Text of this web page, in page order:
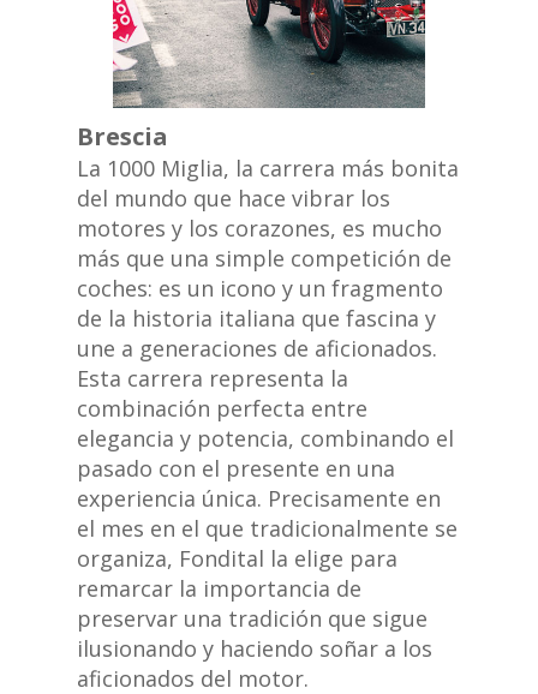
Brescia
La 1000 Miglia, la carrera más bonita
del mundo que hace vibrar los
motores y los corazones, es mucho
más que una simple competición de
coches: es un icono y un fragmento
de la historia italiana que fascina y
une a generaciones de aficionados.
Esta carrera representa la
combinación perfecta entre
elegancia y potencia, combinando el
pasado con el presente en una
experiencia única. Precisamente en
el mes en el que tradicionalmente se
organiza, Fondital la elige para
remarcar la importancia de
preservar una tradición que sigue
ilusionando y haciendo soñar a los
aficionados del motor.